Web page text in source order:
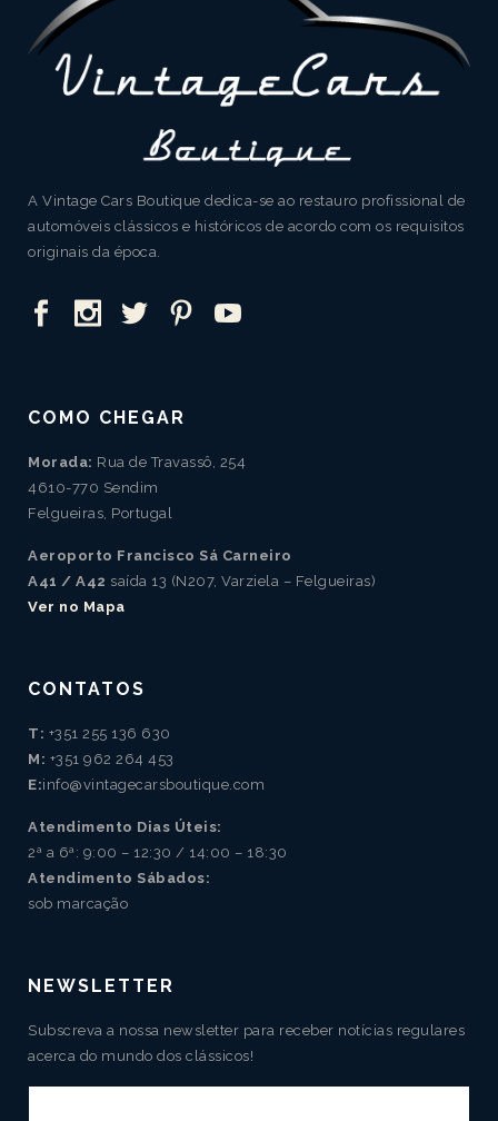
A Vintage Cars Boutique dedica-se ao restauro profissional de
automóveis clássicos e históricos de acordo com os requisitos
originais da época.
COMO CHEGAR
Morada: Rua de Travassô, 254
4610-770 Sendim
Felgueiras, Portugal
Aeroporto Francisco Sá Carneiro
A41 / A42 saída 13 (N207, Varziela – Felgueiras)
Ver no Mapa
CONTATOS
T: +351 255 136 630
M: +351 962 264 453
E:info@vintagecarsboutique.com
Atendimento Dias Úteis:
2ª a 6ª: 9:00 – 12:30 / 14:00 – 18:30
Atendimento Sábados:
sob marcação
NEWSLETTER
Subscreva a nossa newsletter para receber notícias regulares
acerca do mundo dos clássicos!